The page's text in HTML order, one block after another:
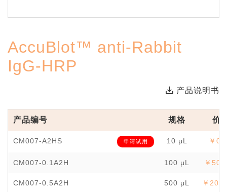
AccuBlot™ anti-Rabbit
IgG-HRP
产品说明书
产品编号 规格 价
CM007-A2HS 申请试用 10 μL ￥
CM007-0.1A2H 100 μL ￥
CM007-0.5A2H 500 μL ￥